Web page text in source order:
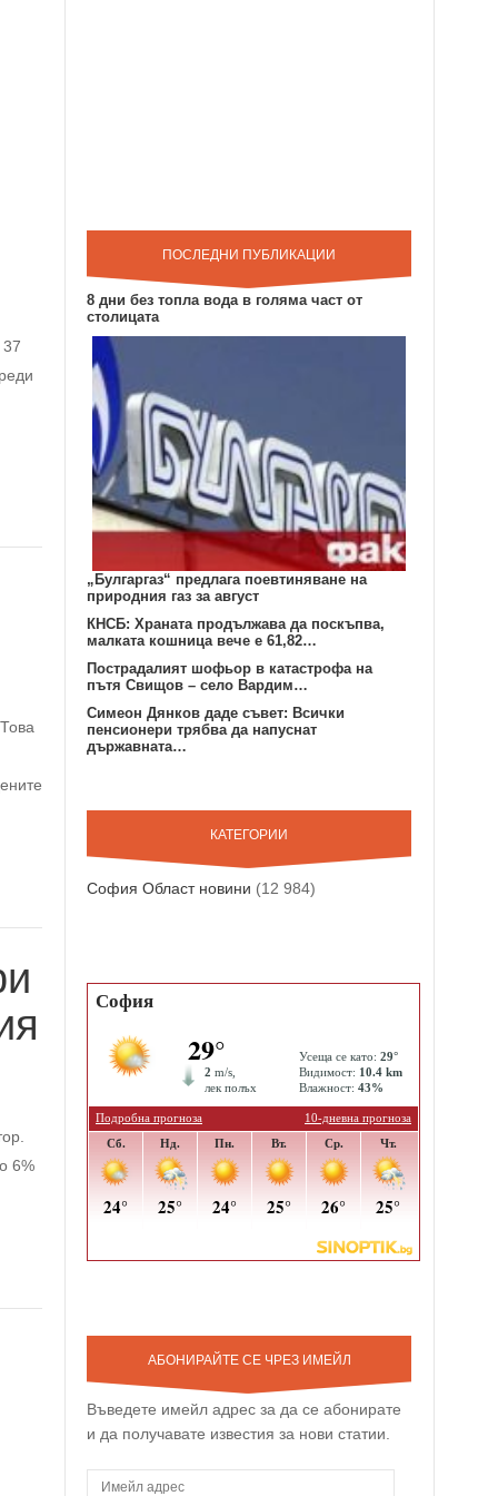
37
6%
ПОСЛЕДНИ ПУБЛИКАЦИИ
8 дни без топла вода в голяма част от
столицата
„Булгаргаз“ предлага поевтиняване на
природния газ за август
КНСБ: Храната продължава да поскъпва,
малката кошница вече е 61,82…
Пострадалият шофьор в катастрофа на
пътя Свищов – село Вардим…
Симеон Дянков даде съвет: Всички
пенсионери трябва да напуснат
държавната…
КАТЕГОРИИ
София Област новини (12 984)
АБОНИРАЙТЕ СЕ ЧРЕЗ ИМЕЙЛ
Въведете имейл адрес за да се абонирате
и да получавате известия за нови статии.